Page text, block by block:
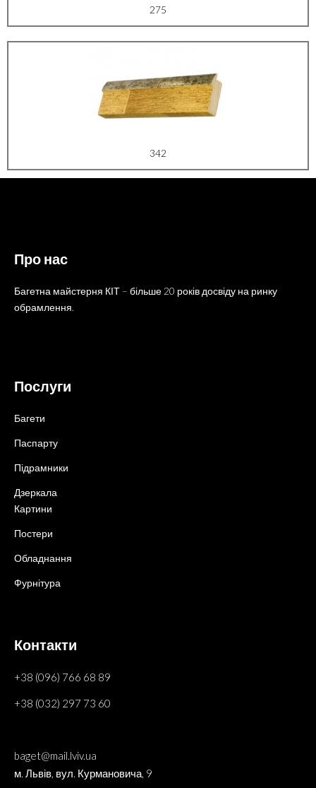
275
342
Про нас
Багетна майстерня КІТ – більше 20 років досвіду на ринку
обрамлення.
Послуги
Багети
Паспарту
Підрамники
Дзеркала
Картини
Постери
Обладнання
Фурнітура
Контакти
+38 (096) 766 68 89
+38 (032) 297 73 60
baget@mail.lviv.ua
м. Львів, вул. Курмановича, 9